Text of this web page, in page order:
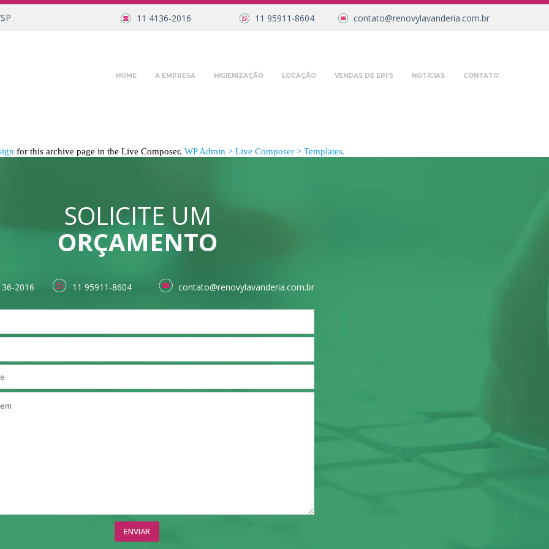
11 4136-2016 11 95911-8604 contato@renovylavanderia.com.br
HOME A EMPRESA HIGIENIZAÇÃO LOCAÇÃO VENDAS DE EPI’S NOTÍCIAS CONTATO
for this archive page in the Live Composer. WP Admin > Live Composer > Templates.
SOLICITE UM
ORÇAMENTO
2016 11 95911-8604 contato@renovylavanderia.com.br